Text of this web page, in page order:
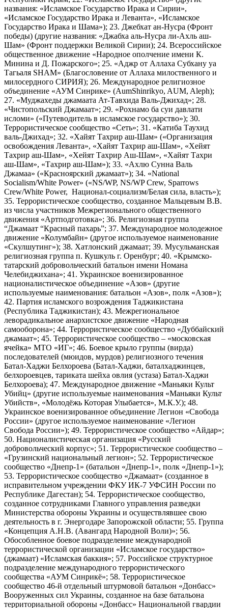
названия: «Исламское Государство Ирака и Сирии»,
«Исламское Государство Ирака и Леванта», «Исламское
Государство Ирака и Шама»); 23. Джебхат ан-Нусра (Фронт
победы) (другие названия: «Джабха аль-Нусра ли-Ахль аш-
Шам» (Фронт поддержки Великой Сирии); 24. Всероссийское
общественное движение «Народное ополчение имени К.
Минина и Д. Пожарского»; 25. «Аджр от Аллаха Субхану уа
Тагьаля SHAM» (Благословение от Аллаха милоственного и
милосердного СИРИЯ); 26. Международное религиозное
объединение «АУМ Синрике» (AumShinrikyo, AUM, Aleph);
27. «Муджахеды джамаата Ат-Тавхида Валь-Джихад»; 28.
«Чистопольский Джамаат»; 29. «Рохнамо ба суи давлати
исломи» («Путеводитель в исламское государство»); 30.
Террористическое сообщество «Сеть»; 31. «Катиба Таухид
валь-Джихад»; 32. «Хайят Тахрир аш-Шам» («Организация
освобождения Леванта», «Хайят Тахрир аш-Шам», «Хейят
Тахрир аш-Шам», «Хейят Тахрир Аш-Шам», «Хайят Тахри
аш-Шам», «Тахрир аш-Шам»); 33. «Ахлю Сунна Валь
Джамаа» («Красноярский джамаат»); 34. «National
Socialism/White Power» («NS/WP, NS/WP Crew, Sparrows
Crew/White Power, Национал-социализм/Белая сила, власть»);
35. Террористическое сообщество, созданное Мальцевым В.В.
из числа участников Межрегионального общественного
движения «Артподготовка»; 36. Религиозная группа
“Джамаат “Красный пахарь”; 37. Международное молодежное
движение «Колумбайн» (другое используемое наименование
«Скулшутинг»); 38. Хатлонский джамаат; 39. Мусульманская
религиозная группа п. Кушкуль г. Оренбург; 40. «Крымско-
татарский добровольческий батальон имени Номана
Челебиджихана»; 41. Украинское военизированное
националистическое объединение «Азов» (другие
используемые наименования: батальон «Азов», полк «Азов»);
42. Партия исламского возрождения Таджикистана
(Республика Таджикистан); 43. Межрегиональное
леворадикальное анархистское движение «Народная
самооборона»; 44. Террористическое сообщество «Дуббайский
джамаат»; 45. Террористическое сообщество – «московская
ячейка» МТО «ИГ»; 46. Боевое крыло группы (вирда)
последователей (мюидов, мурдов) религиозного течения
Батал-Хаджи Белхороева (Батал-Хаджи, баталхаджинцев,
белхороевцев, тариката шейха овлия (устаза) Батал-Хаджи
Белхороева); 47. Международное движение «Маньяки Культ
Убийц» (другие используемые наименования «Маньяки Культ
Убийств», «Молодёжь Которая Улыбается», М.К.У.); 48.
Украинское военизированное объединение Легион «Свобода
России» (другое используемое наименование «Легион
Свобода России»); 49. Террористическое сообщество «Айдар»;
50. Националистическая организация «Русский
добровольческий корпус»; 51. Террористическое сообщество –
«Грузинский национальный легион»; 52. Террористическое
сообщество «Днепр-1» (батальон «Днепр-1», полк «Днепр-1»);
53. Террористическое сообщество «Джамаат» (созданное в
исправительном учреждении ФКУ ИК-7 УФСИН России по
Республике Дагестан); 54. Террористическое сообщество,
созданное сотрудниками Главного управления разведки
Министерства обороны Украины и осуществлявшее свою
деятельность в г. Энергодаре Запорожской области; 55. Группа
«Концепция А.Н.В. (Авангард Народной Воли)»; 56.
Обособленное боевое подразделение международной
террористической организации «Исламское государство»
(джамаат) «Исламская баккия»; 57. Российское структурное
подразделение международного террористического
сообщества «АУМ Синрикё»; 58. Террористическое
сообщество 46-й отдельный штурмовой батальон «Донбасс»
Вооруженных сил Украины, созданное на базе батальона
территориальной обороны «Донбасс» Национальной гвардии